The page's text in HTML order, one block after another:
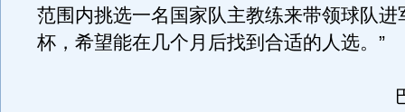
范围内挑选一名国家队主教练来带领球队
杯，希望能在几个月后找到合适的人选。 ”
巴